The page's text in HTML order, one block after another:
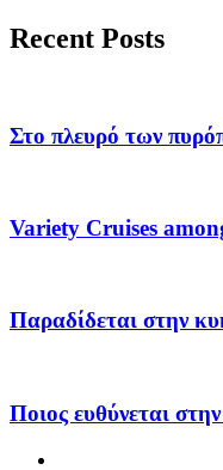
Recent Posts
Στο πλευρό των
Variety Cruises
Παραδίδεται στην
Ποιος ευθύνεται